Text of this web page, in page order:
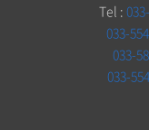
Tel :
033-
033-
033-